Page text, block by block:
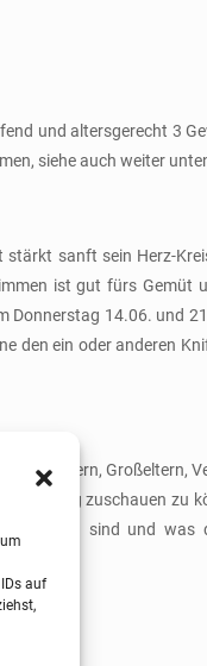
auf
und altersgerecht 3
siehe auch weiter
sanft sein Herz-
ist gut fürs Gemüt
14.06. und
den ein oder anderen
alle Eltern, Großeltern,
zuschauen zu
schon sind und was